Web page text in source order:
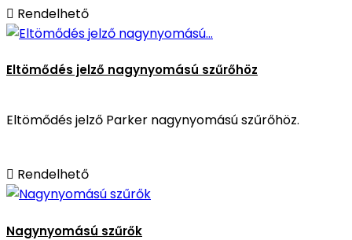
 Rendelhető
Eltömődés jelző nagynyomású szűrőhöz
Eltömődés jelző Parker nagynyomású szűrőhöz.
 Rendelhető
Nagynyomású szűrők